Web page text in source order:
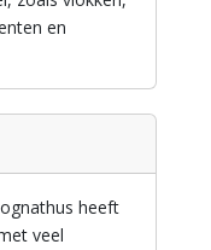
en
heeft
veel